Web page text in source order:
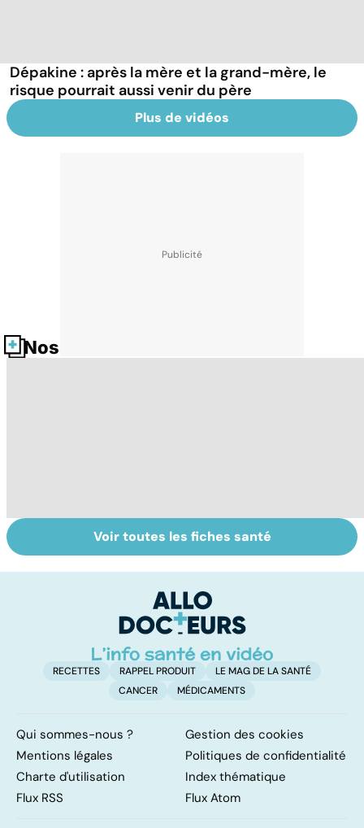
Dépakine : après la mère et la grand-mère, le
risque pourrait aussi venir du père
Plus de vidéos
Nos fiches santé
Épilepsie :
quelles origines,
Les Français
accros aux
Voir toutes les fiches santé
RECETTES RAPPEL PRODUIT
LE MAG DE LA SANTÉ
CANCER
MÉDICAMENTS
Qui sommes-nous ?
Gestion des cookies
Mentions légales
Politiques de confidentialité
Charte d'utilisation
Index thématique
Flux RSS
Flux Atom